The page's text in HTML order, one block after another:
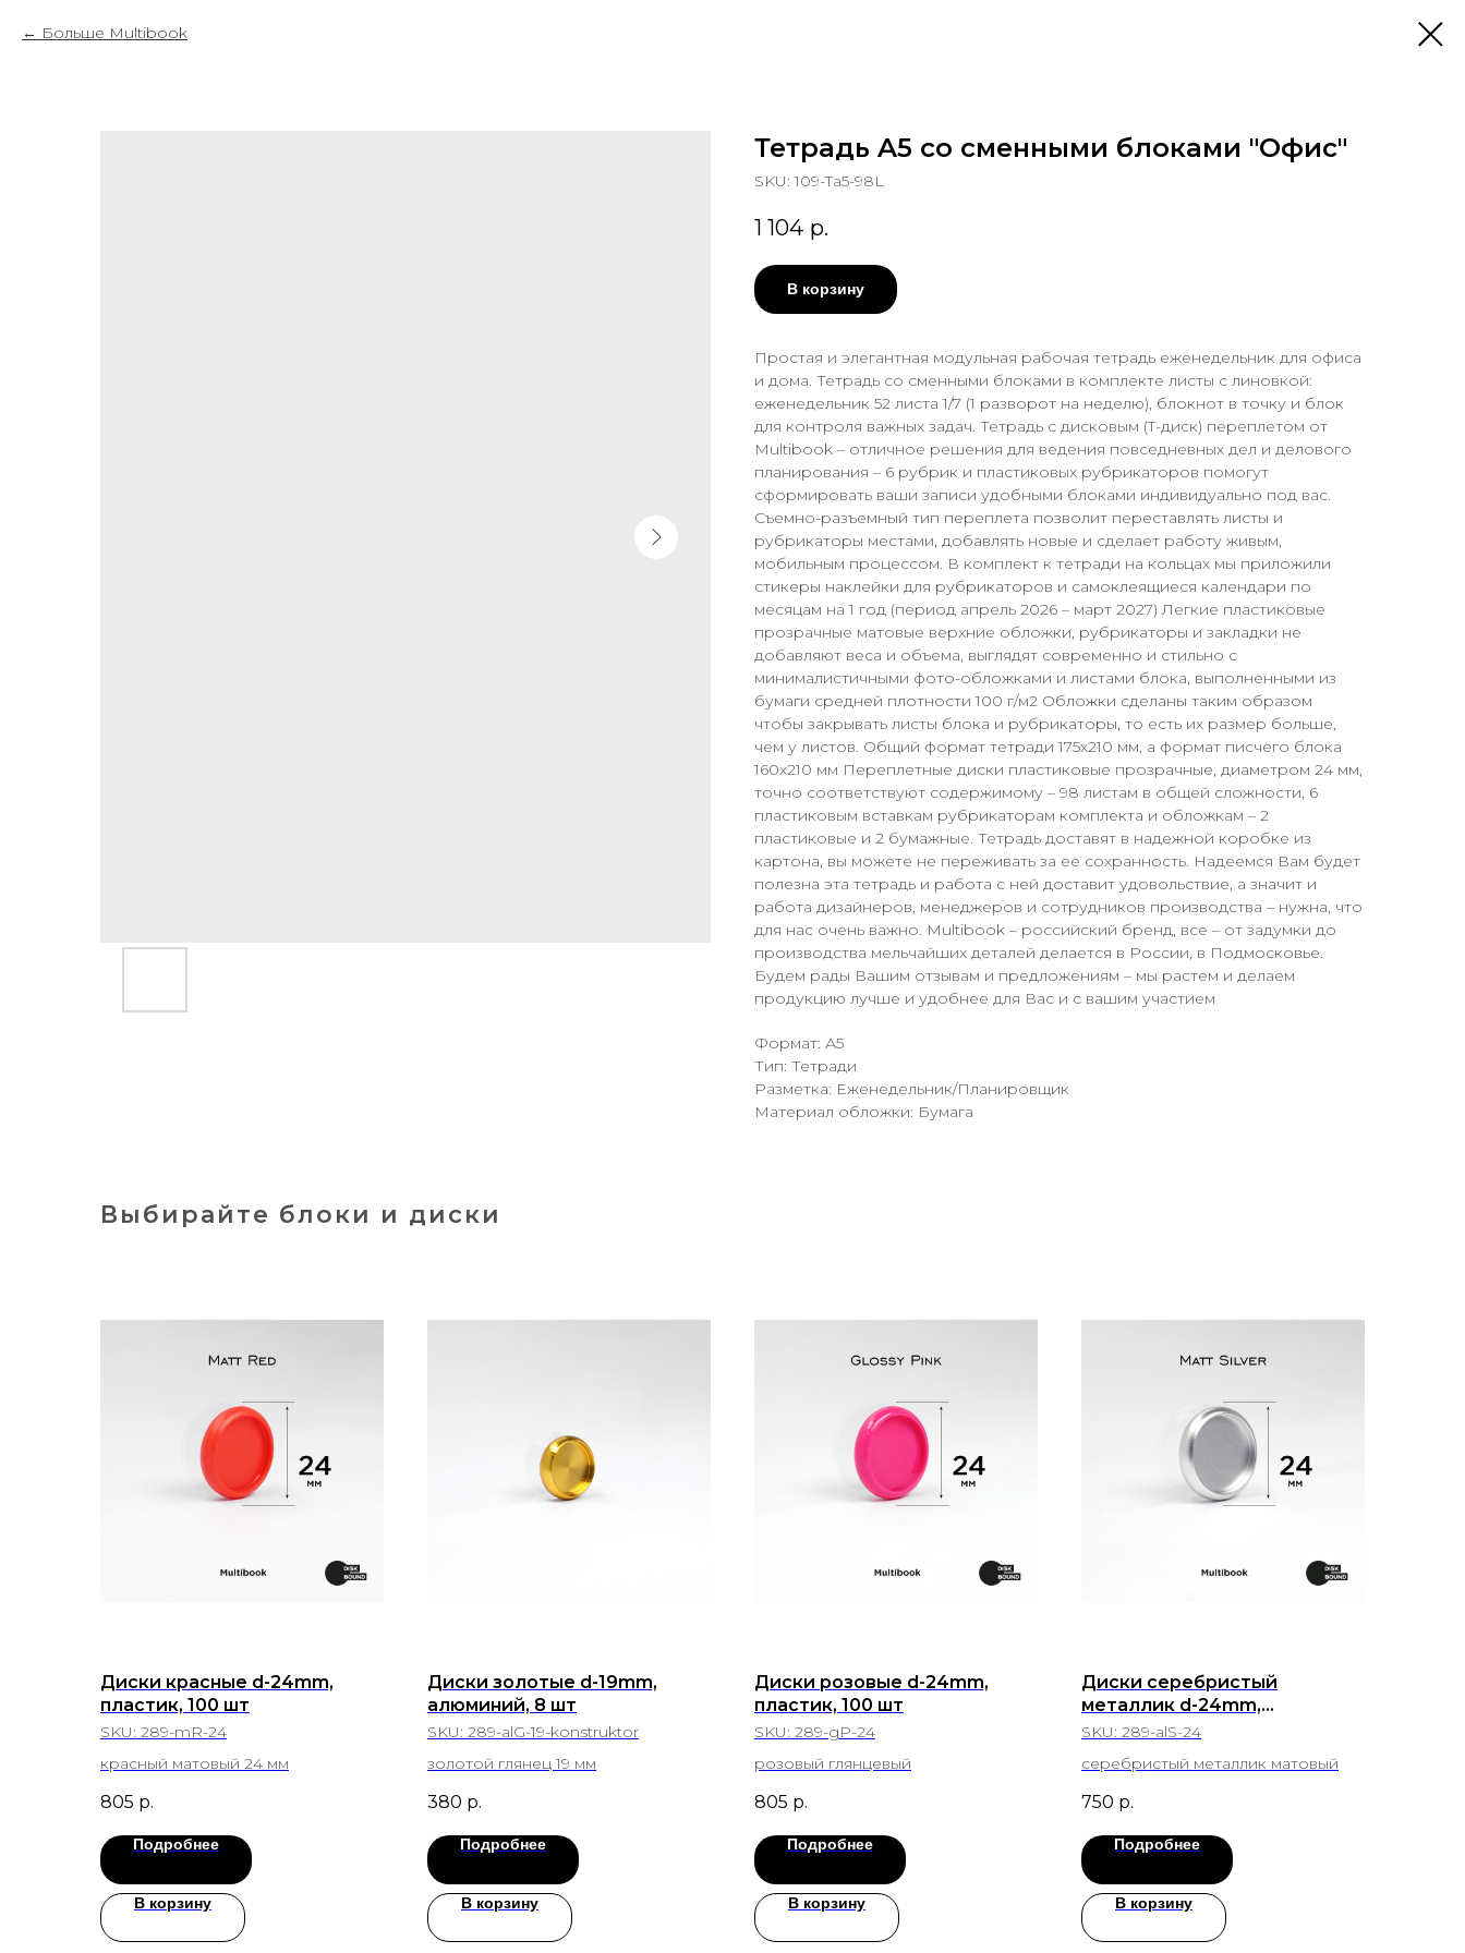
Больше Multibook
Тетрадь A5 cо сменными блоками "Офис"
SKU:109-Ta5-98L
1 104 р.
В корзину
Простая и элегантная модульная рабочая тетрадь еженедельник для офиса
и дома. Тетрадь со сменными блоками в комплекте листы с линовкой:
еженедельник 52 листа 1/7 (1 разворот на неделю), блокнот в точку и блок
для контроля важных задач. Тетрадь с дисковым (T-диск) переплетом от
Multibook – отличное решения для ведения повседневных дел и делового
планирования – 6 рубрик и пластиковых рубрикаторов помогут
сформировать ваши записи удобными блоками индивидуально под вас.
Съемно-разъемный тип переплета позволит переставлять листы и
рубрикаторы местами, добавлять новые и сделает работу живым,
мобильным процессом. В комплект к тетради на кольцах мы приложили
стикеры наклейки для рубрикаторов и самоклеящиеся календари по
месяцам на 1 год (период апрель 2026 – март 2027) Легкие пластиковые
прозрачные матовые верхние обложки, рубрикаторы и закладки не
добавляют веса и объема, выглядят современно и стильно с
минималистичными фото-обложками и листами блока, выполненными из
бумаги средней плотности 100 г/м2 Обложки сделаны таким образом
чтобы закрывать листы блока и рубрикаторы, то есть их размер больше,
чем у листов. Общий формат тетради 175х210 мм, а формат писчего блока
160х210 мм Переплетные диски пластиковые прозрачные, диаметром 24 мм,
точно соответствуют содержимому – 98 листам в общей сложности, 6
пластиковым вставкам рубрикаторам комплекта и обложкам – 2
пластиковые и 2 бумажные. Тетрадь доставят в надежной коробке из
картона, вы можете не переживать за ее сохранность. Надеемся Вам будет
полезна эта тетрадь и работа с ней доставит удовольствие, а значит и
работа дизайнеров, менеджеров и сотрудников производства – нужна, что
для нас очень важно. Multibook – российский бренд, все – от задумки до
производства мельчайших деталей делается в России, в Подмосковье.
Будем рады Вашим отзывам и предложениям – мы растем и делаем
продукцию лучше и удобнее для Вас и с вашим участием
Формат: А5
Тип: Тетради
Разметка: Еженедельник/Планировщик
Материал обложки: Бумага
Выбирайте блоки и диски
Диски красные d-24mm,
пластик, 100 шт
SKU: 289-mR-24
красный матовый 24 мм
805 р.
Подробнее
В корзину
Диски золотые d-19mm,
алюминий, 8 шт
SKU: 289-alG-19-konstruktor
золотой глянец 19 мм
380 р.
Подробнее
В корзину
Диски розовые d-24mm,
пластик, 100 шт
SKU: 289-gP-24
розовый глянцевый
805 р.
Подробнее
В корзину
Диски серебристый
металлик d-24mm,
алюминий, 100 шт
SKU: 289-alS-24
серебристый металлик матовый
750 р.
Подробнее
В корзину